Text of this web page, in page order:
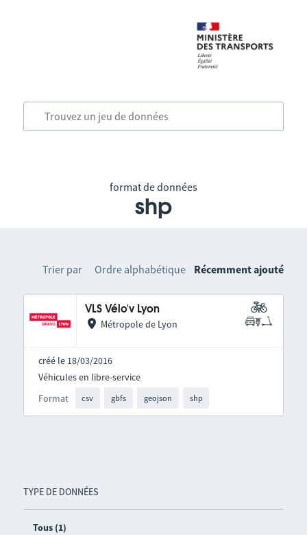
format de données
shp
TYPE DE DONNÉES
Tous (1)
Trier par Ordre alphabétique Récemment ajouté
VLS Vélo'v Lyon
Métropole de Lyon
créé le 18/03/2016
Format csv gbfs geojson shp
Véhicules en libre-service